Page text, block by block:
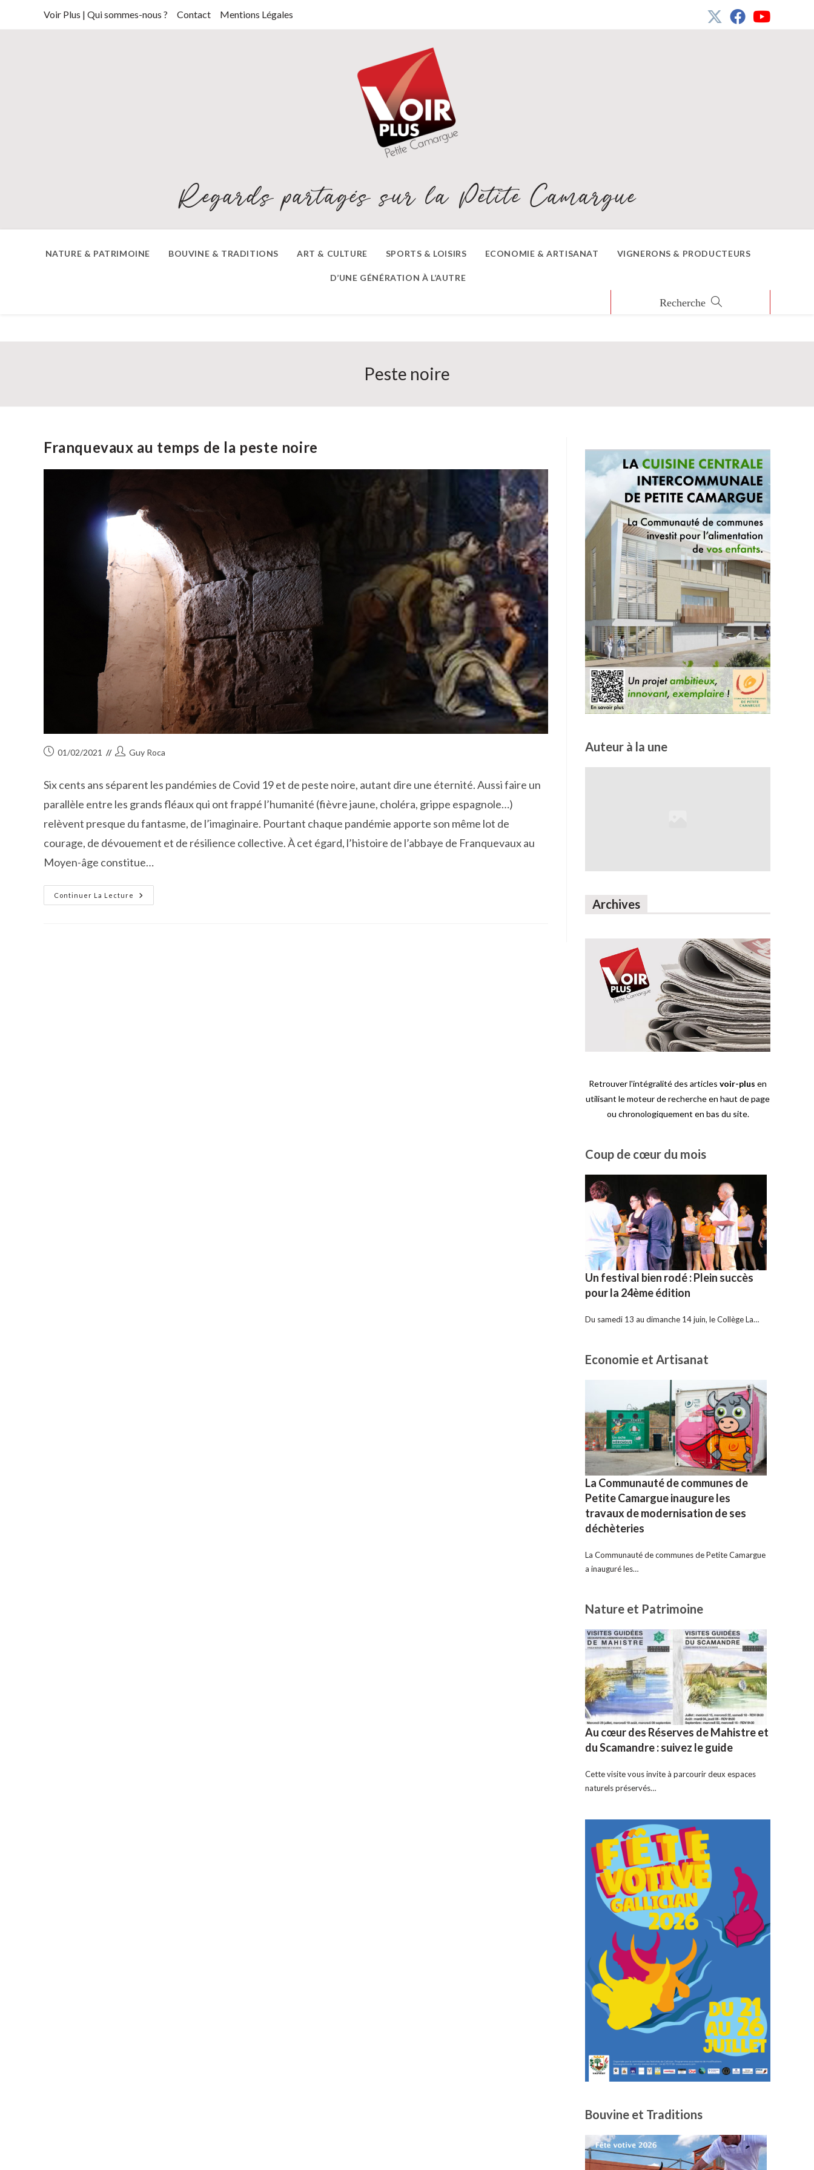
Voir Plus | Qui sommes-nous ? Contact Mentions Légales
Regards partagés sur la Petite Camargue
NATURE & PATRIMOINE BOUVINE & TRADITIONS ART & CULTURE SPORTS & LOISIRS ECONOMIE & ARTISANAT VIGNERONS & PRODUCTEURS
D’UNE GÉNÉRATION À L’AUTRE
Peste noire
Franquevaux au temps de la peste noire
Publication
01/02/2021
Auteur/autrice
publication :
Guy Roca
Six cents ans séparent les pandémies de Covid 19 et de peste noire, autant dire une éternité. Aussi faire un
parallèle entre les grands fléaux qui ont frappé l’humanité (fièvre jaune, choléra, grippe espagnole…)
relèvent presque du fantasme, de l’imaginaire. Pourtant chaque pandémie apporte son même lot de
courage, de dévouement et de résilience collective. À cet égard, l’histoire de l’abbaye de Franquevaux au
Moyen-âge constitue…
Continuer La Lecture
Franquevaux
Au
Auteur à la une
Archives
Retrouver l'intégralité des articles voir-plus en
utilisant le moteur de recherche en haut de page
ou chronologiquement en bas du site.
Coup de cœur du mois
Un festival bien rodé : Plein succès
pour la 24ème édition
Du samedi 13 au dimanche 14 juin, le Collège La…
Economie et Artisanat
La Communauté de communes de
Petite Camargue inaugure les
travaux de modernisation de ses
déchèteries
La Communauté de communes de Petite Camargue
a inauguré les…
Nature et Patrimoine
Au cœur des Réserves de Mahistre et
du Scamandre : suivez le guide
Cette visite vous invite à parcourir deux espaces
naturels préservés…
Bouvine et Traditions